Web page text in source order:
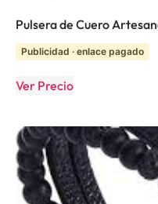
Pulsera de Cuero
Publicidad · enlace pagado
Ver Precio